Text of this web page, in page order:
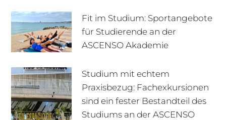
Fit im Studium: Sportangebote
für Studierende an der
ASCENSO Akademie
Studium mit echtem
Praxisbezug: Fachexkursionen
sind ein fester Bestandteil des
Studiums an der ASCENSO